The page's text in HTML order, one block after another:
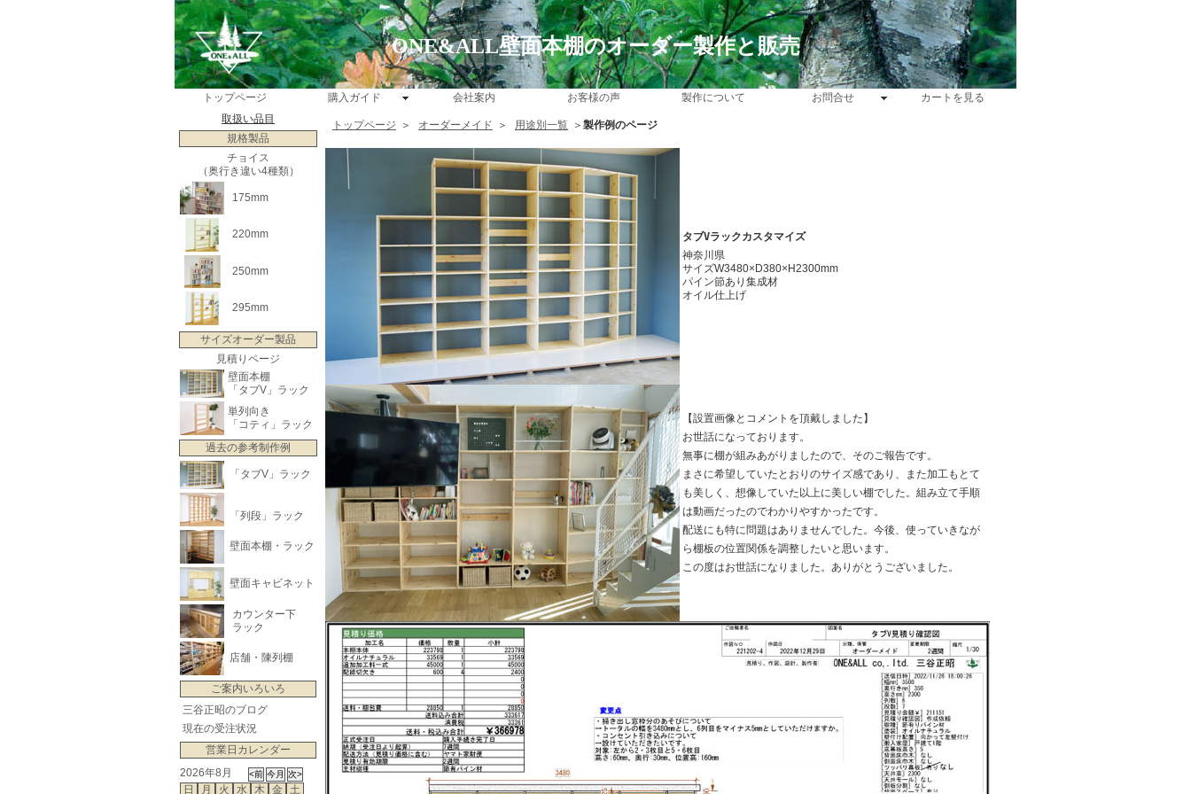
ONE&ALL壁面本棚のオーダー製作と販売
トップページ 購入ガイド 会社案内 お客様の声 製作について お問合せ
カートを見る
取扱い品目
規格製品
チョイス
（奥行き違い4種類）
175mm
220mm
250mm
295mm
サイズオーダー製品
見積りページ
壁面本棚
「タブV」ラック
単列向き
「コティ」ラック
過去の参考制作例
「タブV」ラック
「列段」ラック
壁面本棚・ラック
壁面キャビネット
カウンター下
ラック
店舗・陳列棚
ご案内いろいろ
三谷正昭のブログ
現在の受注状況
営業日カレンダー
2026年8月
日
月 火 水 木 金 土
トップページ ＞ オーダーメイド ＞ 用途別一覧 ＞ 製作例のページ
タブVラックカスタマイズ
神奈川県
サイズW3480×D380×H2300mm
パイン節あり集成材
オイル仕上げ
【設置画像とコメントを頂戴しました】
お世話になっております。
無事に棚が組みあがりましたので、そのご報告です。
まさに希望していたとおりのサイズ感であり、また加工もとて
も美しく、想像していた以上に美しい棚でした。組み立て手順
は動画だったのでわかりやすかったです。
配送にも特に問題はありませんでした。今後、使っていきなが
ら棚板の位置関係を調整したいと思います。
この度はお世話になりました。ありがとうございました。